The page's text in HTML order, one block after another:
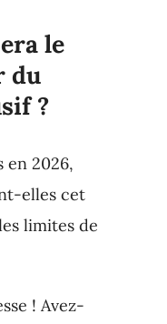
le
du
?
en 2026,
elles cet
limites de
! Avez-